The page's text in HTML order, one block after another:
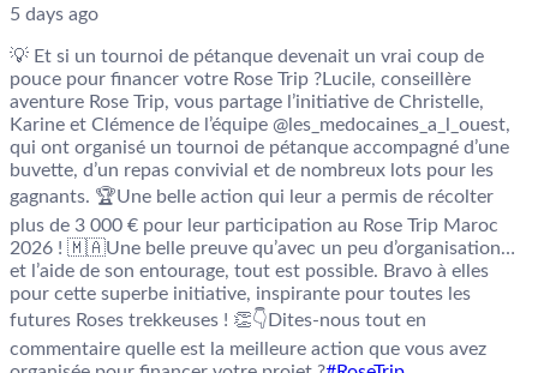
5 days ago
💡 Et si un tournoi de pétanque devenait un vrai coup de
pouce pour financer votre Rose Trip ?Lucile, conseillère
aventure Rose Trip, vous partage l’initiative de Christelle,
Karine et Clémence de l’équipe @les_medocaines_a_l_ouest,
qui ont organisé un tournoi de pétanque accompagné d’une
buvette, d’un repas convivial et de nombreux lots pour les
gagnants. 🏆Une belle action qui leur a permis de récolter
plus de 3 000 € pour leur participation au Rose Trip Maroc
2026 ! 🇲🇦Une belle preuve qu’avec un peu d’organisation…
et l’aide de son entourage, tout est possible. Bravo à elles
pour cette superbe initiative, inspirante pour toutes les
futures Roses trekkeuses ! 👏👇Dites-nous tout en
commentaire quelle est la meilleure action que vous avez